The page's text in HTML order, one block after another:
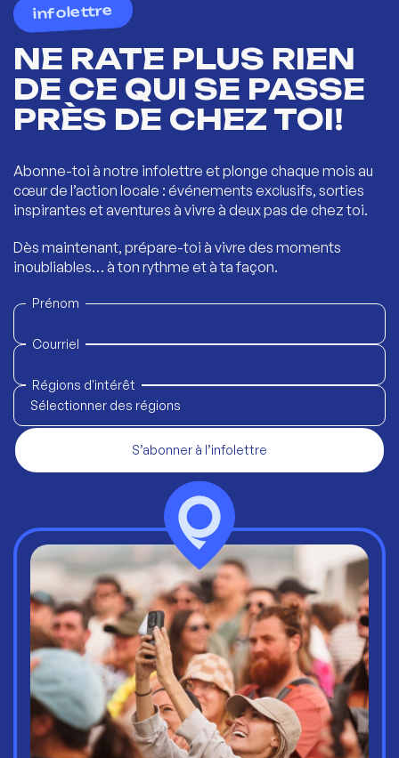
infolettre
NE RATE PLUS RIEN
DE CE QUI SE PASSE
PRÈS DE CHEZ TOI!
Abonne-toi à notre infolettre et plonge chaque mois au
cœur de l’action locale : événements exclusifs, sorties
inspirantes et aventures à vivre à deux pas de chez toi.
Dès maintenant, prépare-toi à vivre des moments
inoubliables… à ton rythme et à ta façon.
Prénom
Courriel
Régions d'intérêt
Sélectionner des régions
S’abonner à l’infolettre